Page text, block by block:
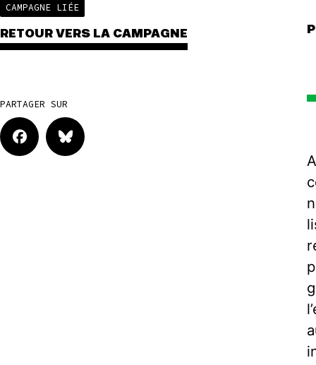
CAMPAGNE LIÉE
RETOUR VERS LA CAMPAGNE
PARTAGER SUR